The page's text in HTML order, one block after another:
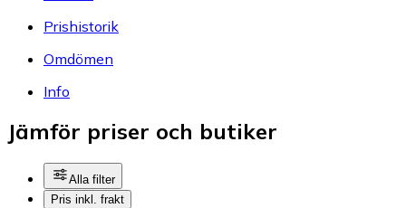
Prishistorik
Omdömen
Info
Jämför priser och butiker
Alla filter
Pris inkl. frakt